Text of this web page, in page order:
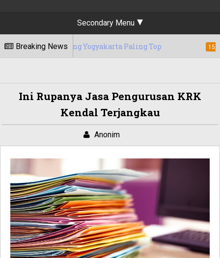
Secondary Menu
Breaking News
Yogyakarta Paling Top 15/05/2020
Ini Rupanya Jasa Pengurusan KRK
Kendal Terjangkau
Anonim